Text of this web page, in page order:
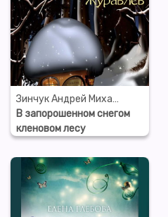
Зинчук Андрей Михайлович
В запорошенном снегом
кленовом лесу